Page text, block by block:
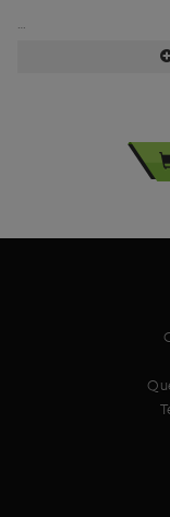
As imagens deste